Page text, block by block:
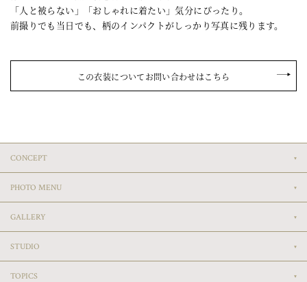
「人と被らない」「おしゃれに着たい」気分にぴったり。
前撮りでも当日でも、柄のインパクトがしっかり写真に残ります。
この衣装についてお問い合わせはこちら
CONCEPT
PHOTO MENU
GALLERY
STUDIO
TOPICS